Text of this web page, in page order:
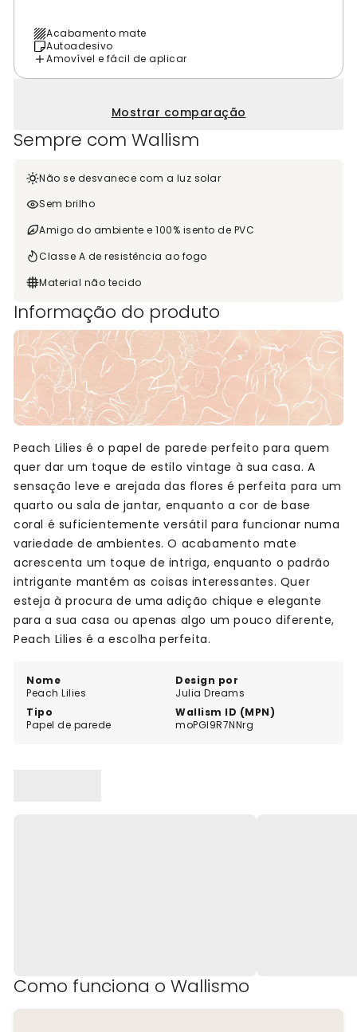
Acabamento mate
Autoadesivo
Amovível e fácil de aplicar
Mostrar comparação
Sempre com Wallism
Não se desvanece com a luz solar
Sem brilho
Amigo do ambiente e 100% isento de PVC
Classe A de resistência ao fogo
Material não tecido
Informação do produto
Nome
Peach Lilies
Design por
Julia Dreams
Tipo
Papel de parede
Wallism ID (MPN)
moPGl9R7NNrg
Peach Lilies é o papel de parede perfeito para quem
quer dar um toque de estilo vintage à sua casa. A
sensação leve e arejada das flores é perfeita para um
quarto ou sala de jantar, enquanto a cor de base
coral é suficientemente versátil para funcionar numa
variedade de ambientes. O acabamento mate
acrescenta um toque de intriga, enquanto o padrão
intrigante mantém as coisas interessantes. Quer
esteja à procura de uma adição chique e elegante
para a sua casa ou apenas algo um pouco diferente,
Peach Lilies é a escolha perfeita.
Como funciona o Wallismo